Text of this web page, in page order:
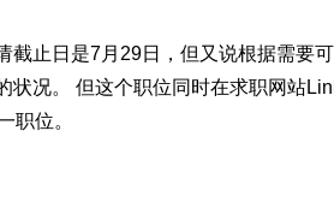
截止日是7月29日，但又说根据需要
状况。 但这个职位同时在求职网站
职位。